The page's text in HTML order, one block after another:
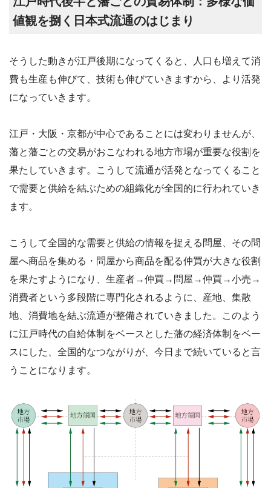
値観を捌く日本式流通のはじまり
そうした動きが江戸後期になってくると、人口も増えて消
費も生産も伸びて、技術も伸びていきますから、より活発
になっていきます。
江戸・大阪・京都が中心であることには変わりませんが、
藩と藩ごとの交易がおこなわれる地方市場が重要な役割を
果たしていきます。こうして流通が活発となってくること
で需要と供給を結ぶための組織化が全国的に行われていき
ます。
こうして全国的な需要と供給の情報を捉える問屋、その問
屋へ商品を集める・問屋から商品を配る仲買が大きな役割
を果たすようになり、生産者→仲買→問屋→仲買→小売→
消費者という多段階に専門化されるように、産地、集散
地、消費地を結ぶ流通が整備されていきました。このよう
に江戸時代の自給体制をベースとした藩の経済体制をベー
スにした、全国的なつながりが、今日まで続いていると言
うことになります。